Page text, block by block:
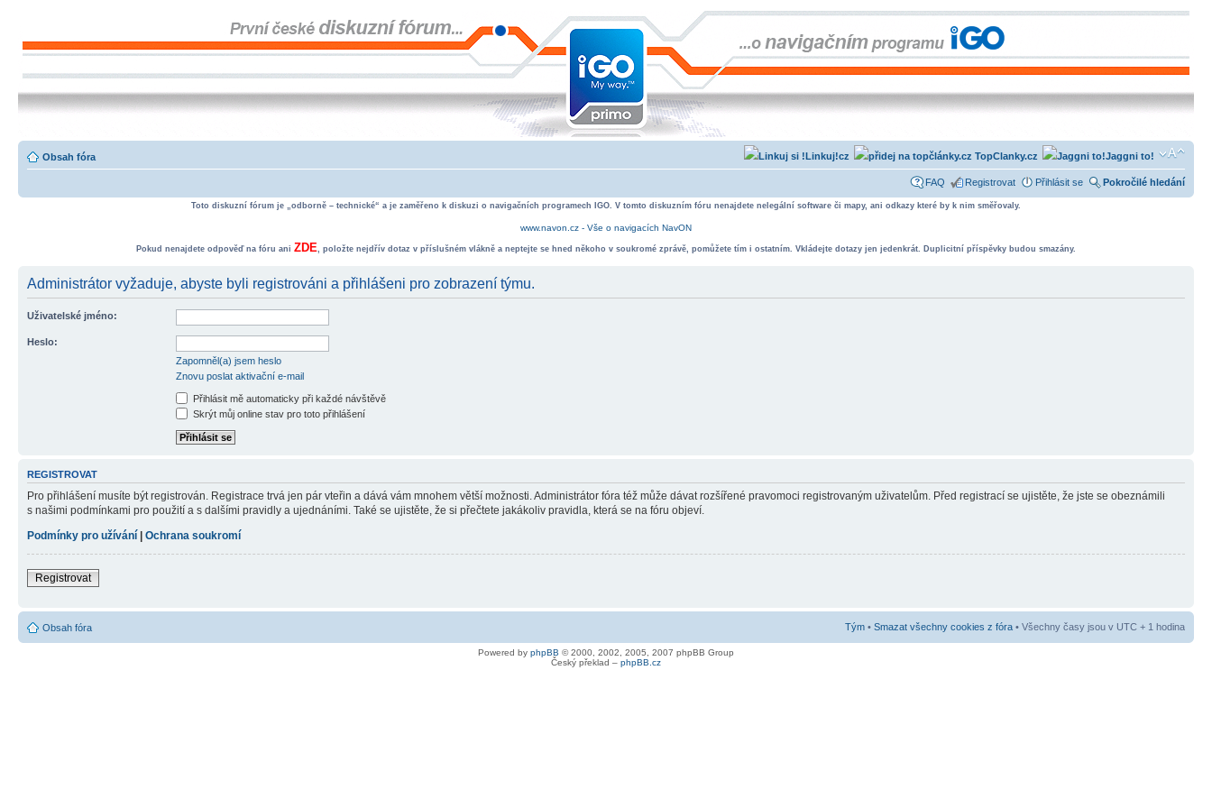
Obsah fóra Jaggni to!
TopClanky.cz
Linkuj!cz
FAQ Registrovat Přihlásit se Pokročilé hledání
Toto diskuzní fórum je „odborně – technické“ a je zaměřeno k diskuzi o navigačních programech IGO. V tomto diskuzním fóru nenajdete nelegální software či mapy, ani odkazy které by k nim směřovaly.
www.navon.cz - Vše o navigacích NavON
Pokud nenajdete odpověď na fóru ani ZDE, položte nejdřív dotaz v příslušném vlákně a neptejte se hned někoho v soukromé zprávě, pomůžete tím i ostatním. Vkládejte dotazy jen jedenkrát. Duplicitní příspěvky budou smazány.
Administrátor vyžaduje, abyste byli registrováni a přihlášeni pro zobrazení týmu.
Uživatelské jméno:
Heslo:
Zapomněl(a) jsem heslo
Znovu poslat aktivační e-mail
Přihlásit mě automaticky při každé návštěvě
Skrýt můj online stav pro toto přihlášení
REGISTROVAT
Pro přihlášení musíte být registrován. Registrace trvá jen pár vteřin a dává vám mnohem větší možnosti. Administrátor fóra též může dávat rozšířené pravomoci registrovaným uživatelům. Před registrací se ujistěte, že jste se obeznámili
s našimi podmínkami pro použití a s dalšími pravidly a ujednáními. Také se ujistěte, že si přečtete jakákoliv pravidla, která se na fóru objeví.
Podmínky pro užívání | Ochrana soukromí
Registrovat
Obsah fóra Tým • Smazat všechny cookies z fóra • Všechny časy jsou v UTC + 1 hodina
Powered by phpBB © 2000, 2002, 2005, 2007 phpBB Group
Český překlad – phpBB.cz